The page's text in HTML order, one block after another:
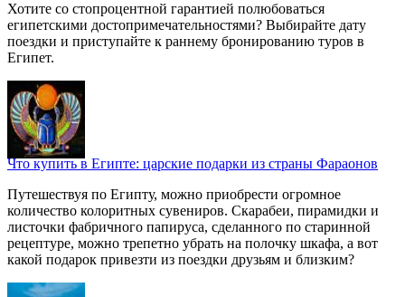
Хотите со стопроцентной гарантией полюбоваться
египетскими достопримечательностями? Выбирайте дату
поездки и приступайте к раннему бронированию туров в
Египет.
Что купить в Египте: царские подарки из страны Фараонов
Путешествуя по Египту, можно приобрести огромное
количество колоритных сувениров. Скарабеи, пирамидки и
листочки фабричного папируса, сделанного по старинной
рецептуре, можно трепетно убрать на полочку шкафа, а вот
какой подарок привезти из поездки друзьям и близким?